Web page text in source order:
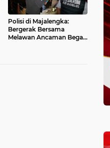
Polisi di Majalengka:
Bergerak Bersama
Melawan Ancaman Begal